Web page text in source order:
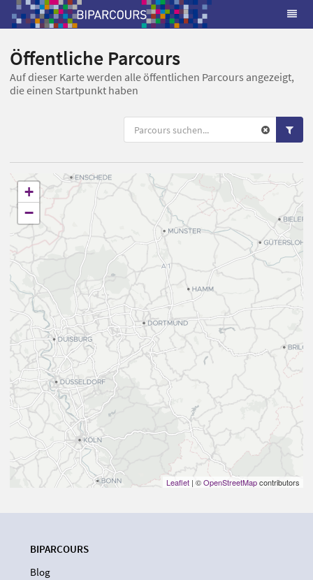
Öffentliche Parcours
Auf dieser Karte werden alle öffentlichen Parcours angezeigt,
die einen Startpunkt haben
+
−
Leaflet | ©OpenStreetMapcontributors
BIPARCOURS
Blog